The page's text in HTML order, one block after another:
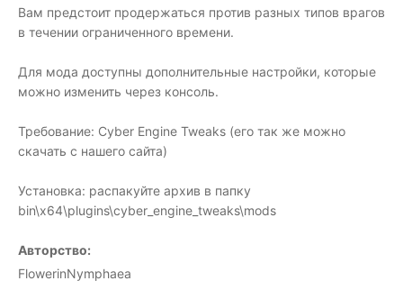
Вам предстоит продержаться против разных типов врагов
в течении ограниченного времени.
Для мода доступны дополнительные настройки, которые
можно изменить через консоль.
Требование: Cyber ​​Engine Tweaks (его так же можно
скачать с нашего сайта)
Установка: распакуйте архив в папку
bin\x64\plugins\cyber_engine_tweaks\mods
Авторство:
FlowerinNymphaea